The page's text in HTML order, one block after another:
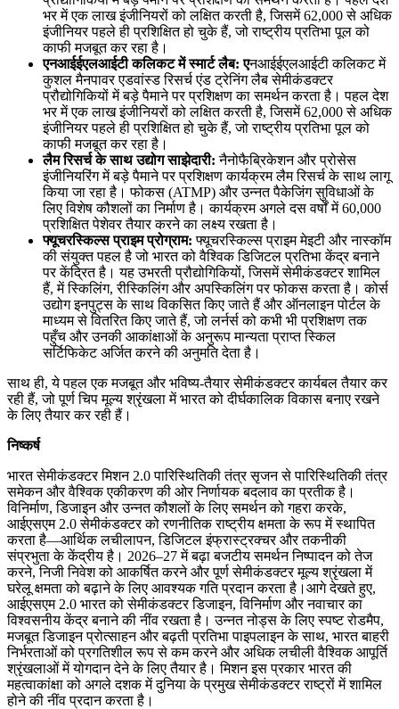
भर में एक लाख इंजीनियरों को लक्षित करती है, जिसमें 62,000 से अधिक
इंजीनियर पहले ही प्रशिक्षित हो चुके हैं, जो राष्ट्रीय प्रतिभा पूल को
काफी मजबूत कर रहा है।
एनआईईएलआईटी कलिकट में स्मार्ट लैब: एनआईईएलआईटी कलिकट में
कुशल मैनपावर एडवांस्ड रिसर्च एंड ट्रेनिंग लैब सेमीकंडक्टर
प्रौद्योगिकियों में बड़े पैमाने पर प्रशिक्षण का समर्थन करता है। पहल देश
भर में एक लाख इंजीनियरों को लक्षित करती है, जिसमें 62,000 से अधिक
इंजीनियर पहले ही प्रशिक्षित हो चुके हैं, जो राष्ट्रीय प्रतिभा पूल को
काफी मजबूत कर रहा है।
लैम रिसर्च के साथ उद्योग साझेदारी:नैनोफैब्रिकेशन और प्रोसेस
इंजीनियरिंग में बड़े पैमाने पर प्रशिक्षण कार्यक्रम लैम रिसर्च के साथ लागू
किया जा रहा है। फोकस (ATMP) और उन्नत पैकेजिंग सुविधाओं के
लिए विशेष कौशलों का निर्माण है। कार्यक्रम अगले दस वर्षों में 60,000
प्रशिक्षित पेशेवर तैयार करने का लक्ष्य रखता है।
फ्यूचरस्किल्स प्राइम प्रोग्राम:फ्यूचरस्किल्स प्राइम मेइटी और नास्कॉम
की संयुक्त पहल है जो भारत को वैश्विक डिजिटल प्रतिभा केंद्र बनाने
पर केंद्रित है। यह उभरती प्रौद्योगिकियों, जिसमें सेमीकंडक्टर शामिल
हैं, में स्किलिंग, रीस्किलिंग और अपस्किलिंग पर फोकस करता है। कोर्स
उद्योग इनपुट्स के साथ विकसित किए जाते हैं और ऑनलाइन पोर्टल के
माध्यम से वितरित किए जाते हैं, जो लर्नर्स को कभी भी प्रशिक्षण तक
पहुँच और उनकी आकांक्षाओं के अनुरूप मान्यता प्राप्त स्किल
सर्टिफिकेट अर्जित करने की अनुमति देता है।
साथ ही, ये पहल एक मजबूत और भविष्य-तैयार सेमीकंडक्टर कार्यबल तैयार कर
रही हैं, जो पूर्ण चिप मूल्य श्रृंखला में भारत को दीर्घकालिक विकास बनाए रखने
के लिए तैयार कर रही हैं।
निष्कर्ष
भारत सेमीकंडक्टर मिशन 2.0 पारिस्थितिकी तंत्र सृजन से पारिस्थितिकी तंत्र
समेकन और वैश्विक एकीकरण की ओर निर्णायक बदलाव का प्रतीक है।
विनिर्माण, डिजाइन और उन्नत कौशलों के लिए समर्थन को गहरा करके,
आईएसएम 2.0 सेमीकंडक्टर को रणनीतिक राष्ट्रीय क्षमता के रूप में स्थापित
करता है—आर्थिक लचीलापन, डिजिटल इंफ्रास्ट्रक्चर और तकनीकी
संप्रभुता के केंद्रीय है। 2026–27 में बढ़ा बजटीय समर्थन निष्पादन को तेज
करने, निजी निवेश को आकर्षित करने और पूर्ण सेमीकंडक्टर मूल्य श्रृंखला में
घरेलू क्षमता को बढ़ाने के लिए आवश्यक गति प्रदान करता है।आगे देखते हुए,
आईएसएम 2.0 भारत को सेमीकंडक्टर डिजाइन, विनिर्माण और नवाचार का
विश्वसनीय केंद्र बनाने की नींव रखता है। उन्नत नोड्स के लिए स्पष्ट रोडमैप,
मजबूत डिजाइन प्रोत्साहन और बढ़ती प्रतिभा पाइपलाइन के साथ, भारत बाहरी
निर्भरताओं को प्रगतिशील रूप से कम करने और अधिक लचीली वैश्विक आपूर्ति
श्रृंखलाओं में योगदान देने के लिए तैयार है। मिशन इस प्रकार भारत की
महत्वाकांक्षा को अगले दशक में दुनिया के प्रमुख सेमीकंडक्टर राष्ट्रों में शामिल
होने की नींव प्रदान करता है।